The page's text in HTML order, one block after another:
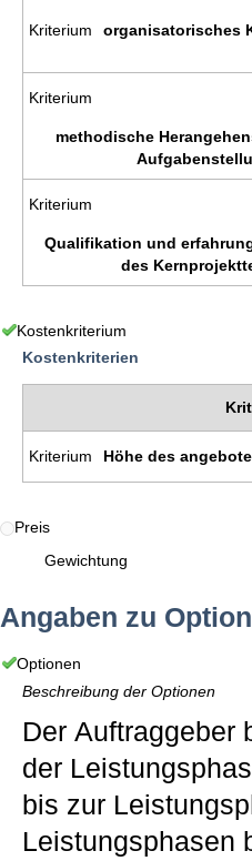
Kriterium organisatorisches
Kriterium
methodische
Kriterium
Qualifikation und
des
Kostenkriterium
Kostenkriterien
Kriterium Höhe des
Preis
Gewichtung
Angaben zu
Optionen
Beschreibung der Optionen
Der Auftraggeber
der
bis zur
Leistungsphasen